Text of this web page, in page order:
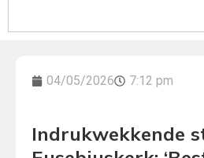
04/05/2026 7:12 pm
Indrukwekkende